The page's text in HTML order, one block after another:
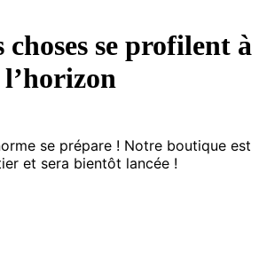
choses se profilent à
l’horizon
se prépare ! Notre boutique est
et sera bientôt lancée !